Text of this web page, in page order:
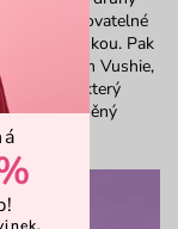
v recyklovatelné
Tvých rukou. Pak
s logem Vushie,
dust bag, který
Tvůj vysněný